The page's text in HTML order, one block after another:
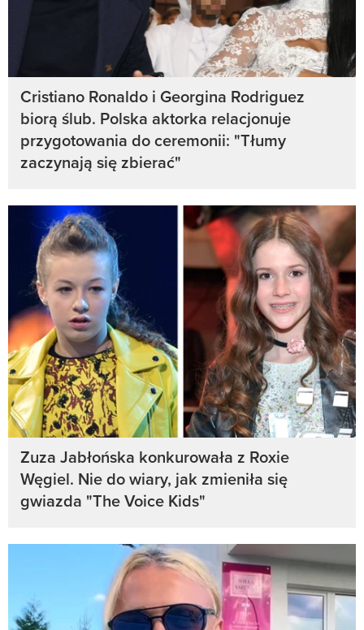
Cristiano Ronaldo i Georgina Rodriguez
biorą ślub. Polska aktorka relacjonuje
przygotowania do ceremonii: "Tłumy
zaczynają się zbierać"
Zuza Jabłońska konkurowała z Roxie
Węgiel. Nie do wiary, jak zmieniła się
gwiazda "The Voice Kids"